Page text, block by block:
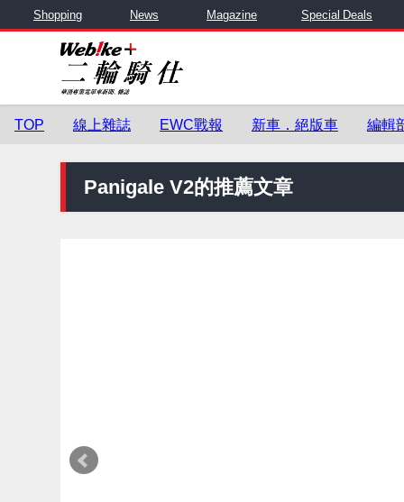
Shopping News Magazine Special Deals
TOP 線上雜誌 EWC戰報 新車．絕版車 編輯
Panigale V2的推薦文章